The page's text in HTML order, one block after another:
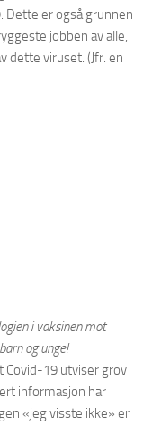
Dette er også grunnen
jobben av alle,
dette viruset. (Jfr. en
i vaksinen mot
og unge!
Covid-19 utviser grov
informasjon har
«jeg visste ikke» er